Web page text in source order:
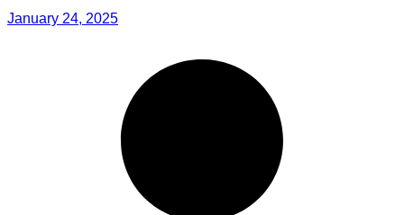
January 24, 2025